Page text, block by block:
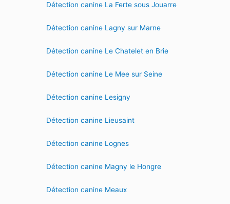
Détection canine La Ferte sous Jouarre
Détection canine Lagny sur Marne
Détection canine Le Chatelet en Brie
Détection canine Le Mee sur Seine
Détection canine Lesigny
Détection canine Lieusaint
Détection canine Lognes
Détection canine Magny le Hongre
Détection canine Meaux